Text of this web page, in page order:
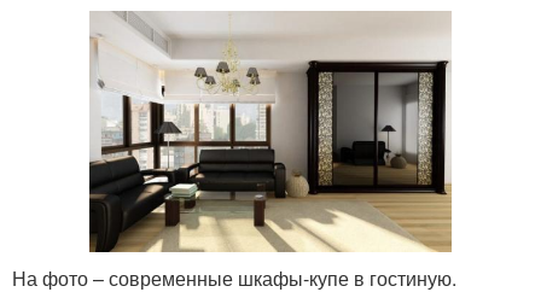
На фото – современные шкафы-купе в гостиную.